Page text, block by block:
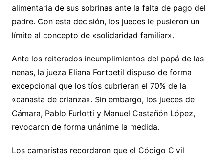
alimentaria de sus sobrinas ante la falta de pago del
padre. Con esta decisión, los jueces le pusieron un
límite al concepto de «solidaridad familiar».
Ante los reiterados incumplimientos del papá de las
nenas, la jueza Eliana Fortbetil dispuso de forma
excepcional que los tíos cubrieran el 70% de la
«canasta de crianza». Sin embargo, los jueces de
Cámara, Pablo Furlotti y Manuel Castañón López,
revocaron de forma unánime la medida.
Los camaristas recordaron que el Código Civil